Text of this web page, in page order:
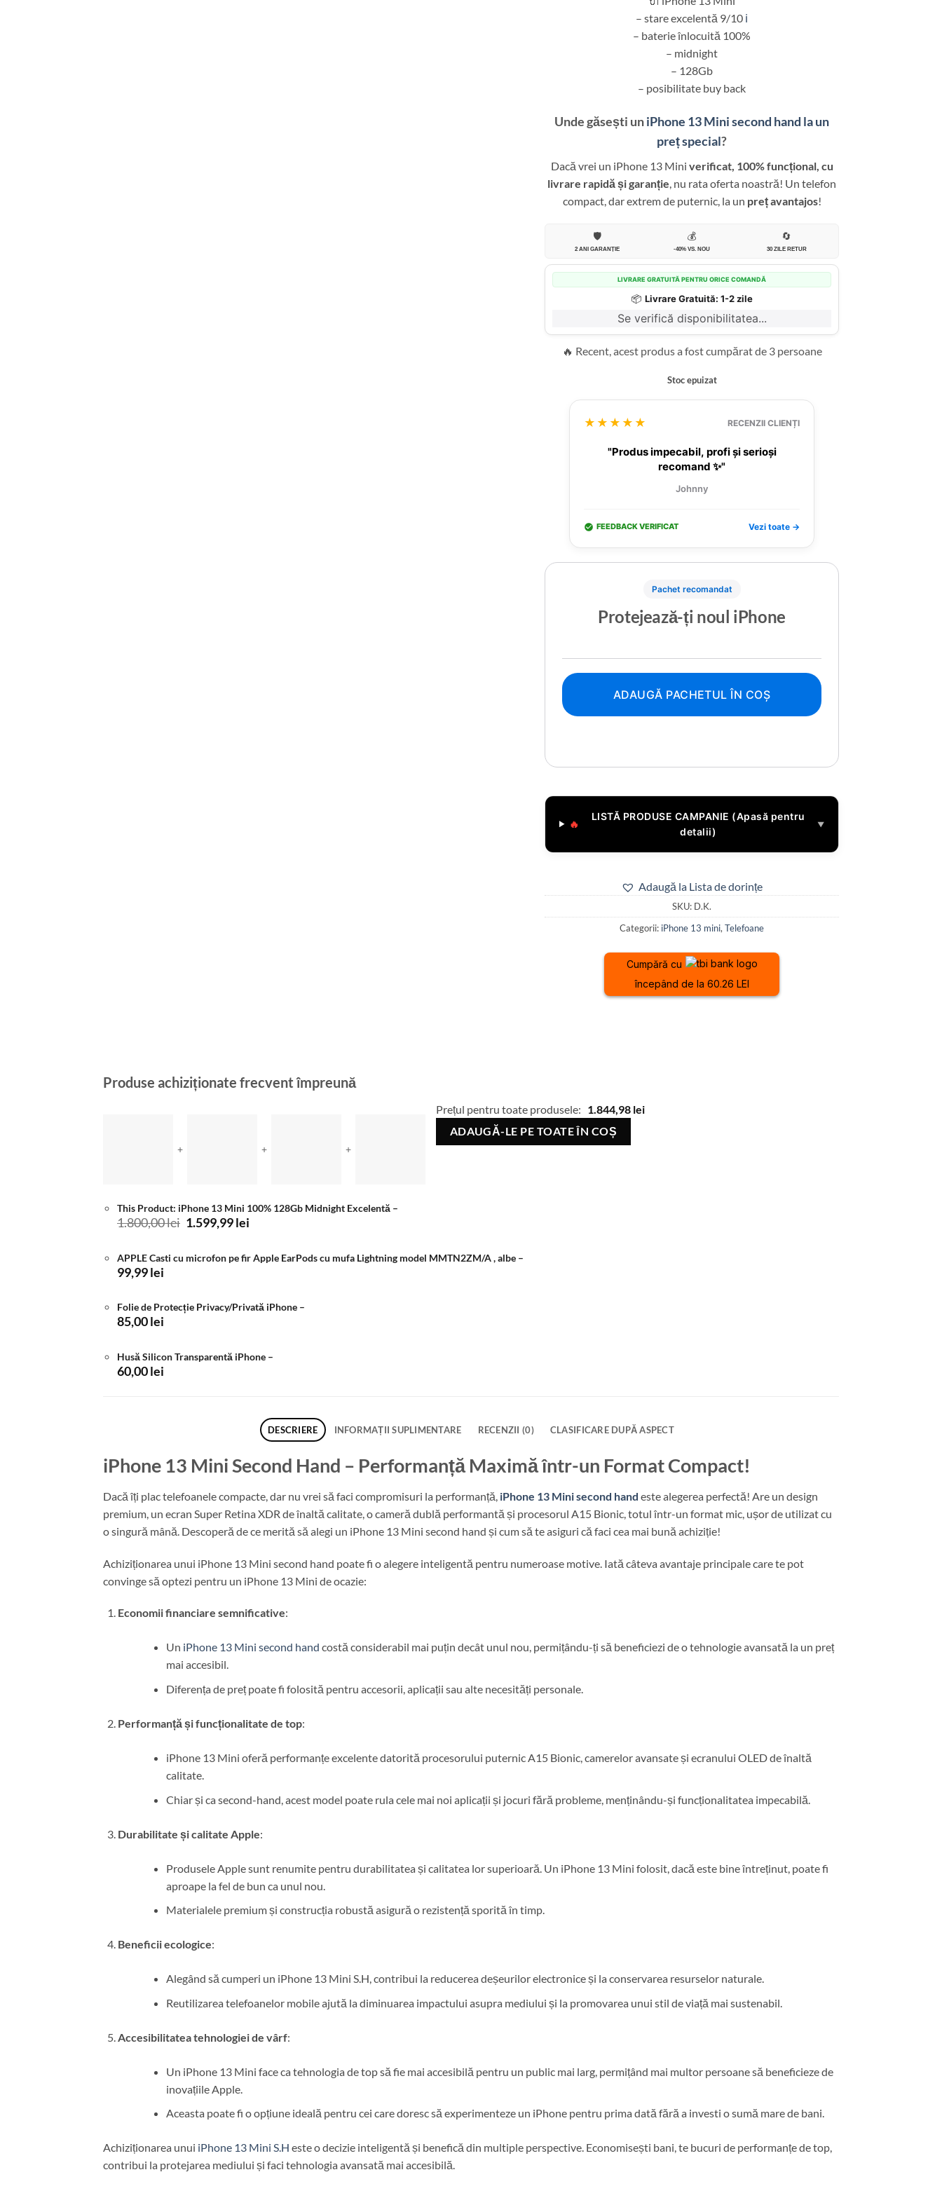
– stare excelentă 9/10 ℹ️
– baterie înlocuită 100%
– midnight
– 128Gb
– posibilitate buy back
Unde găsești uniPhone 13 Mini second hand la un
preț special?
Dacă vrei un iPhone 13 Mini verificat, 100% funcțional, cu
livrare rapidă și garanție , nu rata oferta noastră! Un telefon
compact, dar extrem de puternic, la un preț avantajos!
🛡️
2 ANI GARANȚIE
💰
-40% VS. NOU
🔄
30 ZILE RETUR
LIVRARE GRATUITĂ PENTRU ORICE COMANDĂ
📦 Livrare Gratuită: 1-2 zile
Se verifică disponibilitatea...
🔥 Recent, acest produs a fost cumpărat de 3 persoane
Stoc epuizat
★★★★★ RECENZII CLIENȚI
"Produs impecabil, profi și serioși
recomand ✨"
Johnny
FEEDBACK VERIFICAT Vezi toate →
Pachet recomandat
Protejează-ți noul iPhone
ADAUGĂ PACHETUL ÎN COȘ
🔥
LISTĂ PRODUSE CAMPANIE (Apasă pentru
detalii)
▼
Adaugă la Lista de dorințe
SKU: D.K.
Categorii: iPhone 13 mini, Telefoane
Cumpără cu
începând de la 60.26 LEI
Produse achiziționate frecvent împreună
+ + +
Prețul pentru toate produsele: 1.844,98 lei
ADAUGĂ-LE PE TOATE ÎN COȘ
This Product: iPhone 13 Mini 100% 128Gb Midnight Excelentă –
1.800,00lei Prețul
fost:
1.599,99lei
1.599,99 lei.
APPLE Casti cu microfon pe fir Apple EarPods cu mufa Lightning model MMTN2ZM/A , albe –
99,99lei
Folie de Protecție Privacy/Privată iPhone –
85,00lei
Husă Silicon Transparentă iPhone –
60,00lei
DESCRIERE INFORMAȚII SUPLIMENTARE RECENZII (0) CLASIFICARE DUPĂ ASPECT
iPhone 13 Mini Second Hand – Performanță Maximă într-un Format Compact!
Dacă îți plac telefoanele compacte, dar nu vrei să faci compromisuri la performanță, iPhone 13 Mini second hand este alegerea perfectă! Are un design
premium, un ecran Super Retina XDR de înaltă calitate, o cameră dublă performantă și procesorul A15 Bionic, totul într-un format mic, ușor de utilizat cu
o singură mână. Descoperă de ce merită să alegi un iPhone 13 Mini second hand și cum să te asiguri că faci cea mai bună achiziție!
Achiziționarea unui iPhone 13 Mini second hand poate fi o alegere inteligentă pentru numeroase motive. Iată câteva avantaje principale care te pot
convinge să optezi pentru un iPhone 13 Mini de ocazie:
Economii financiare semnificative:
Un iPhone 13 Mini second hand costă considerabil mai puțin decât unul nou, permițându-ți să beneficiezi de o tehnologie avansată la un preț
mai accesibil.
Diferența de preț poate fi folosită pentru accesorii, aplicații sau alte necesități personale.
Performanță și funcționalitate de top:
iPhone 13 Mini oferă performanțe excelente datorită procesorului puternic A15 Bionic, camerelor avansate și ecranului OLED de înaltă
calitate.
Chiar și ca second-hand, acest model poate rula cele mai noi aplicații și jocuri fără probleme, menținându-și funcționalitatea impecabilă.
Durabilitate și calitate Apple:
Produsele Apple sunt renumite pentru durabilitatea și calitatea lor superioară. Un iPhone 13 Mini folosit, dacă este bine întreținut, poate fi
aproape la fel de bun ca unul nou.
Materialele premium și construcția robustă asigură o rezistență sporită în timp.
Beneficii ecologice:
Alegând să cumperi un iPhone 13 Mini S.H, contribui la reducerea deșeurilor electronice și la conservarea resurselor naturale.
Reutilizarea telefoanelor mobile ajută la diminuarea impactului asupra mediului și la promovarea unui stil de viață mai sustenabil.
Accesibilitatea tehnologiei de vârf:
Un iPhone 13 Mini face ca tehnologia de top să fie mai accesibilă pentru un public mai larg, permițând mai multor persoane să beneficieze de
inovațiile Apple.
Aceasta poate fi o opțiune ideală pentru cei care doresc să experimenteze un iPhone pentru prima dată fără a investi o sumă mare de bani.
Achiziționarea unui iPhone 13 Mini S.H este o decizie inteligentă și benefică din multiple perspective. Economisești bani, te bucuri de performanțe de top,
contribui la protejarea mediului și faci tehnologia avansată mai accesibilă.